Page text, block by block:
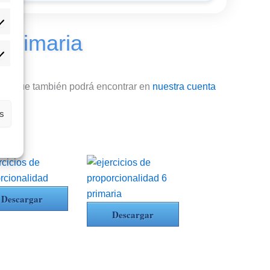
y que también podrá encontrar en nuestra cuenta
Descargar
Descargar